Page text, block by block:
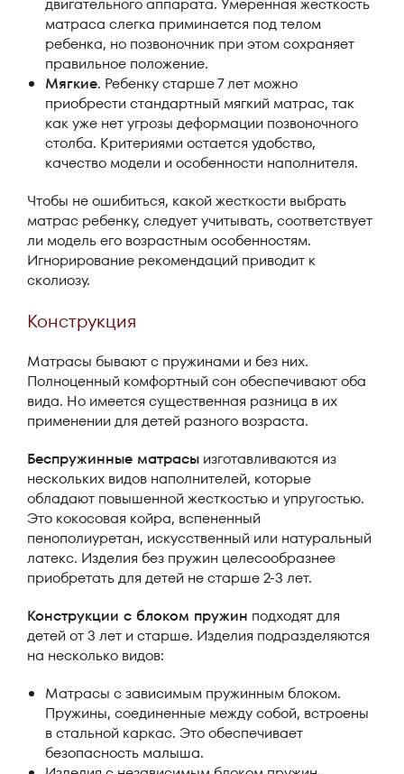
матраса слегка приминается под телом
ребенка, но позвоночник при этом сохраняет
правильное положение.
Мягкие. Ребенку старше 7 лет можно
приобрести стандартный мягкий матрас, так
как уже нет угрозы деформации позвоночного
столба. Критериями остается удобство,
качество модели и особенности наполнителя.
Чтобы не ошибиться, какой жесткости выбрать
матрас ребенку, следует учитывать, соответствует
ли модель его возрастным особенностям.
Игнорирование рекомендаций приводит к
сколиозу.
Конструкция
Матрасы бывают с пружинами и без них.
Полноценный комфортный сон обеспечивают оба
вида. Но имеется существенная разница в их
применении для детей разного возраста.
Беспружинные матрасы изготавливаются из
нескольких видов наполнителей, которые
обладают повышенной жесткостью и упругостью.
Это кокосовая койра, вспененный
пенополиуретан, искусственный или натуральный
латекс. Изделия без пружин целесообразнее
приобретать для детей не старше 2-3 лет.
Конструкции с блоком пружин подходят для
детей от 3 лет и старше. Изделия подразделяются
на несколько видов:
Матрасы с зависимым пружинным блоком.
Пружины, соединенные между собой, встроены
в стальной каркас. Это обеспечивает
безопасность малыша.